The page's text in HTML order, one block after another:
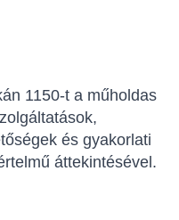
1150-t a műholdas
és gyakorlati
áttekintésével.